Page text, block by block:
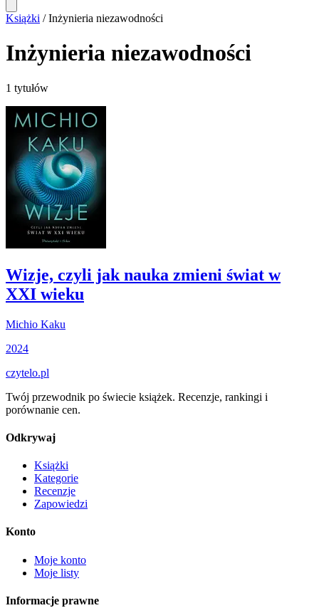
Książki / Inżynieria niezawodności
Inżynieria niezawodności
1 tytułów
Wizje, czyli jak nauka zmieni świat w
XXI wieku
Michio Kaku
2024
czytelo.pl
Twój przewodnik po świecie książek. Recenzje, rankingi i
porównanie cen.
Odkrywaj
Książki
Kategorie
Recenzje
Zapowiedzi
Konto
Moje konto
Moje listy
Informacje prawne